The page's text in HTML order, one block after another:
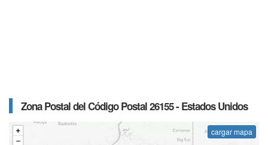
Zona Postal del Código Postal 26155 - Estados Unidos
cargar mapa